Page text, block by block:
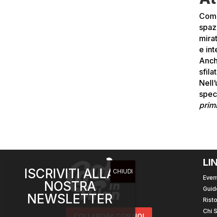
e
Chi
ISCRIVITI ALLA
NOSTRA
NEWSLETTER